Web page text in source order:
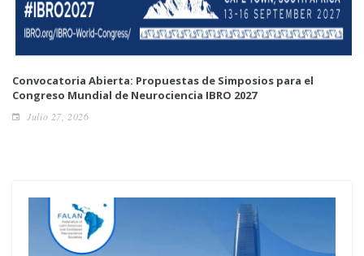
Convocatoria Abierta: Propuestas de Simposios para el
Congreso Mundial de Neurociencia IBRO 2027
Julio 27, 2026